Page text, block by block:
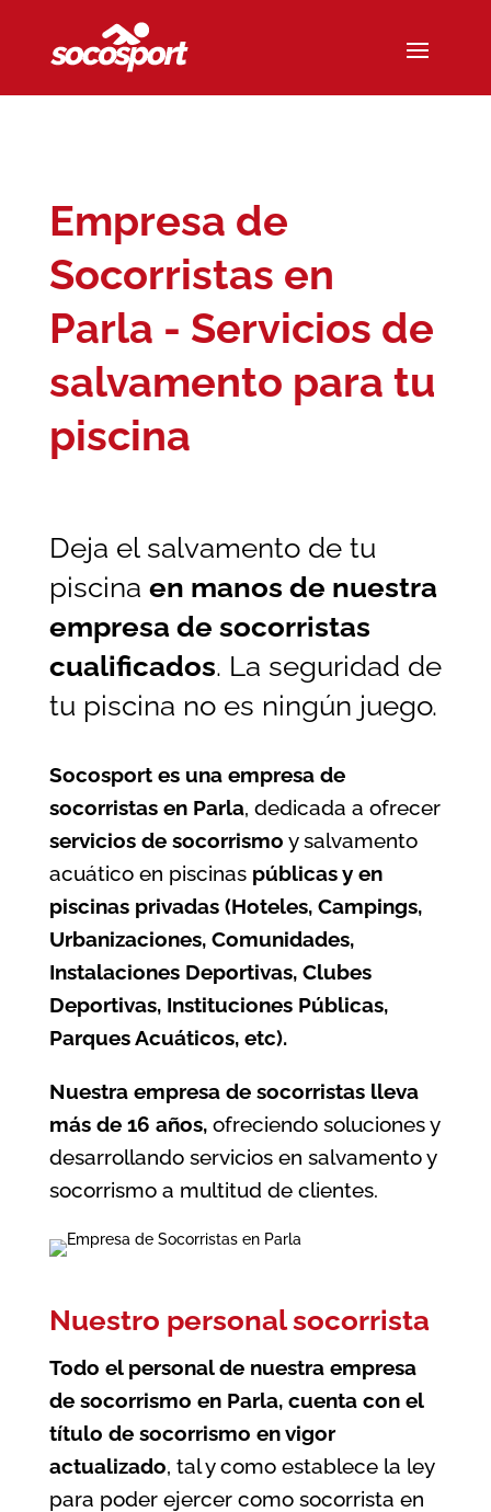
Empresa de
Socorristas en
Parla - Servicios de
salvamento para tu
piscina
Deja el salvamento de tu
piscina en manos de nuestra
empresa de socorristas
cualificados. La seguridad de
tu piscina no es ningún juego.
Socosport es una empresa de
socorristas en Parla, dedicada a ofrecer
servicios de socorrismo y salvamento
acuático en piscinas públicas y en
piscinas privadas (Hoteles, Campings,
Urbanizaciones, Comunidades,
Instalaciones Deportivas, Clubes
Deportivas, Instituciones Públicas,
Parques Acuáticos, etc).
Nuestra empresa de socorristas lleva
más de 16 años,ofreciendo soluciones y
desarrollando servicios en salvamento y
socorrismo a multitud de clientes.
Nuestro personal socorrista
Todo el personal de nuestra empresa
de socorrismo en Parla, cuenta con el
título de socorrismo en vigor
actualizado, tal y como establece la ley
para poder ejercer como socorrista en